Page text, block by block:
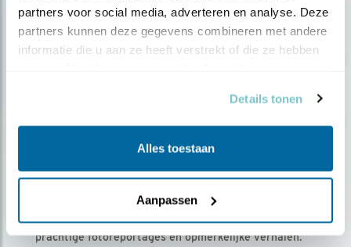
partners voor social media, adverteren en analyse. Deze
partners kunnen deze gegevens combineren met andere
informatie die u aan ze heeft verstrekt of die ze hebben
Details tonen
Alles toestaan
Aanpassen
Ontvang 5 x Vogels voor € 36,00 per jaar
Vogels is het tijdschrift voor onze leden, met
prachtige fotoreportages en opmerkelijke verhalen.